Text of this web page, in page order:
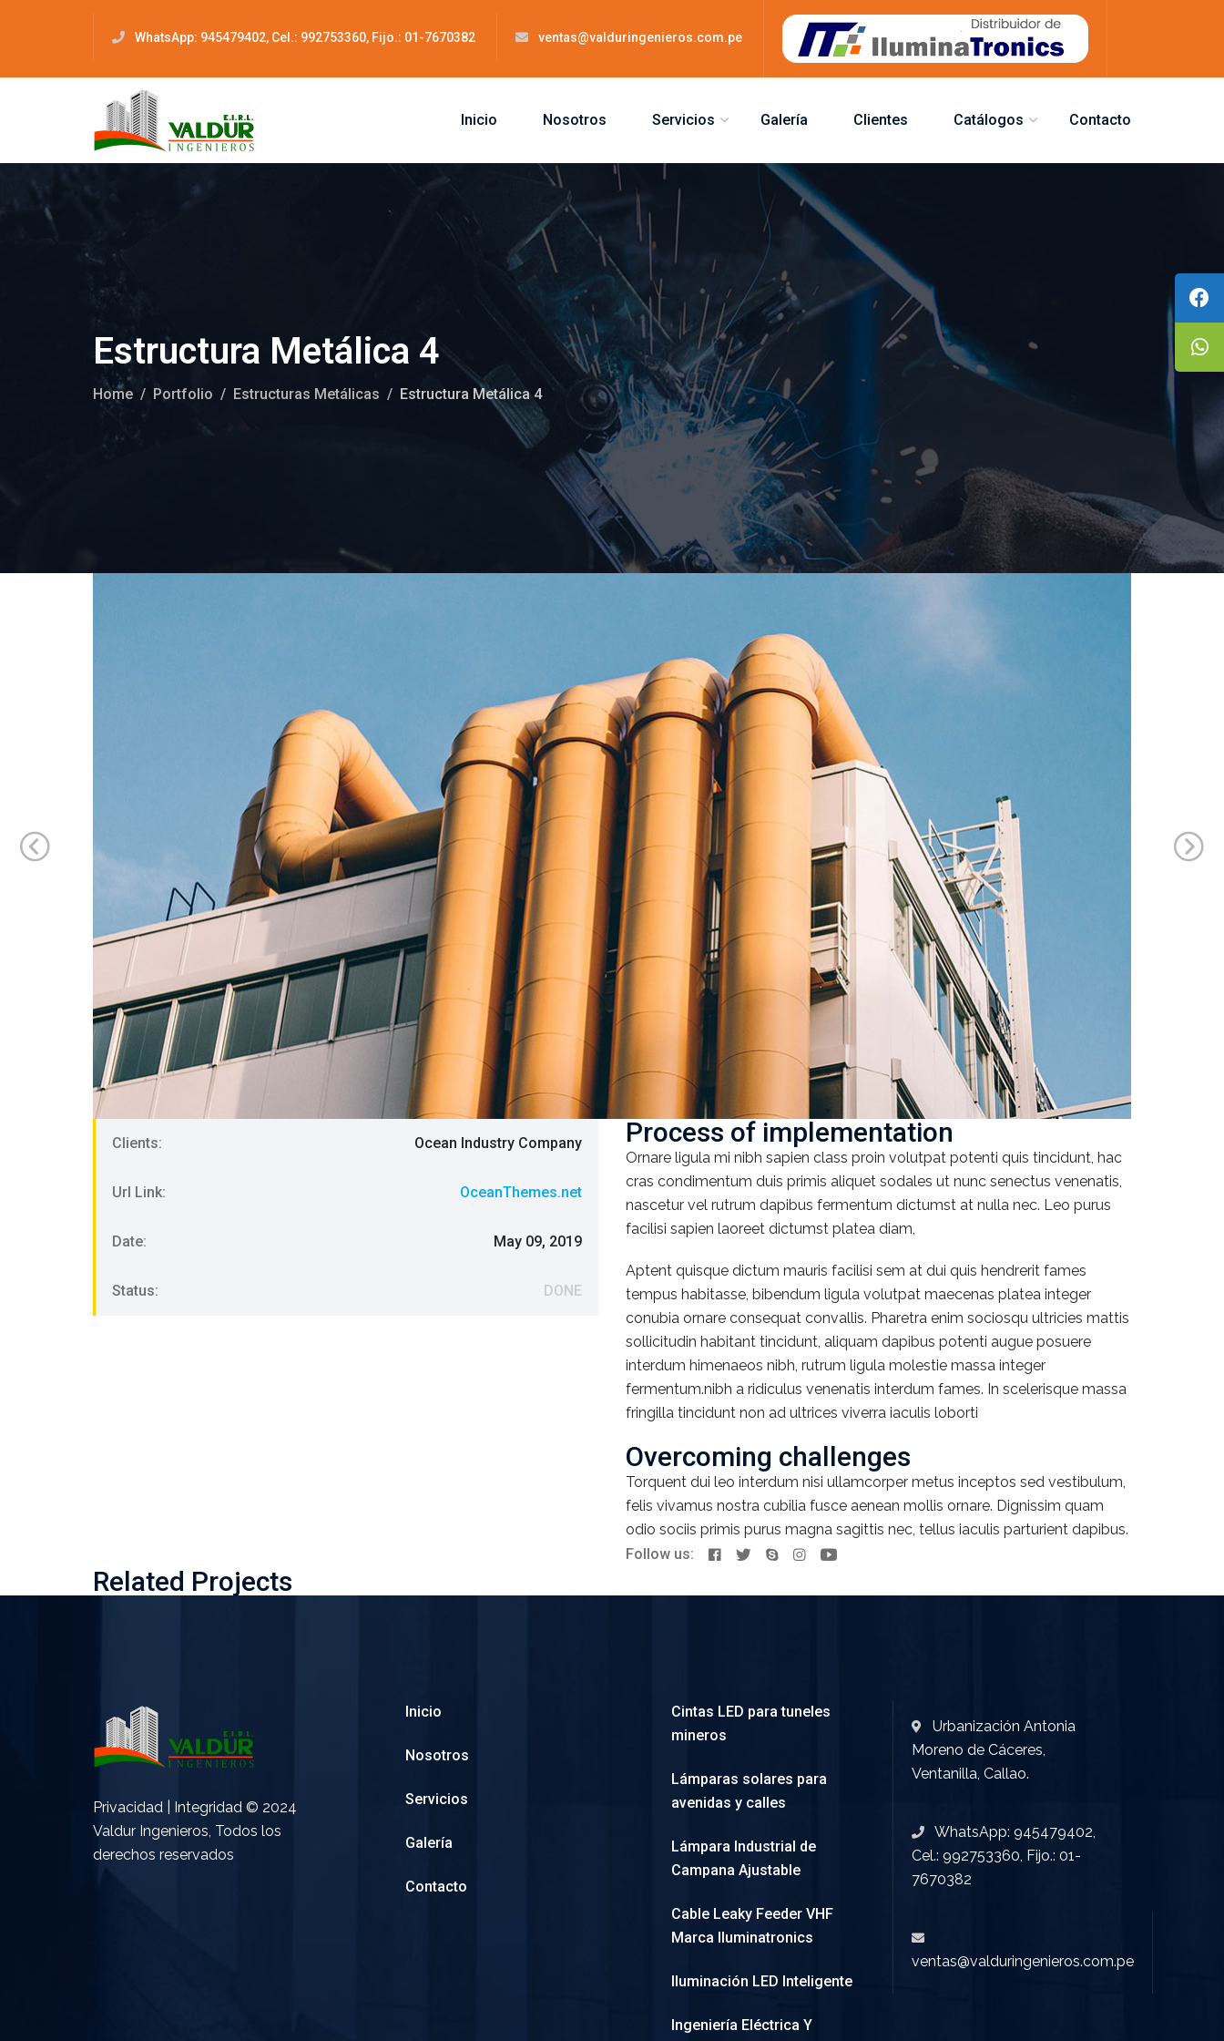
WhatsApp: 945479402, Cel.: 992753360, Fijo.: 01-7670382 ventas@valduringenieros.com.pe
Inicio Nosotros Servicios Galería Clientes Catálogos Contacto
Estructura Metálica 4
Home Portfolio Estructuras Metálicas Estructura Metálica 4
Clients: Ocean Industry Company
Url Link: OceanThemes.net
Date: May 09, 2019
Status: DONE
Process of implementation
Ornare ligula mi nibh sapien class proin volutpat potenti quis tincidunt, hac
cras condimentum duis primis aliquet sodales ut nunc senectus venenatis,
nascetur vel rutrum dapibus fermentum dictumst at nulla nec. Leo purus
facilisi sapien laoreet dictumst platea diam,
Aptent quisque dictum mauris facilisi sem at dui quis hendrerit fames
tempus habitasse, bibendum ligula volutpat maecenas platea integer
conubia ornare consequat convallis. Pharetra enim sociosqu ultricies mattis
sollicitudin habitant tincidunt, aliquam dapibus potenti augue posuere
interdum himenaeos nibh, rutrum ligula molestie massa integer
fermentum.nibh a ridiculus venenatis interdum fames. In scelerisque massa
fringilla tincidunt non ad ultrices viverra iaculis loborti
Overcoming challenges
Torquent dui leo interdum nisi ullamcorper metus inceptos sed vestibulum,
felis vivamus nostra cubilia fusce aenean mollis ornare. Dignissim quam
odio sociis primis purus magna sagittis nec, tellus iaculis parturient dapibus.
Follow us:
Related Projects
Privacidad | Integridad © 2024
Valdur Ingenieros, Todos los
derechos reservados
Inicio
Nosotros
Servicios
Galería
Contacto
Cintas LED para tuneles
mineros
Lámparas solares para
avenidas y calles
Lámpara Industrial de
Campana Ajustable
Cable Leaky Feeder VHF
Marca Iluminatronics
Iluminación LED Inteligente
Ingeniería Eléctrica Y
Urbanización Antonia
Moreno de Cáceres,
Ventanilla, Callao.
WhatsApp: 945479402,
Cel.: 992753360, Fijo.: 01-
7670382
ventas@valduringenieros.com.pe